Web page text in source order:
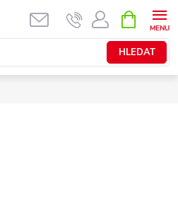
HLEDAT
NÁKUPNÍ
KOŠÍK